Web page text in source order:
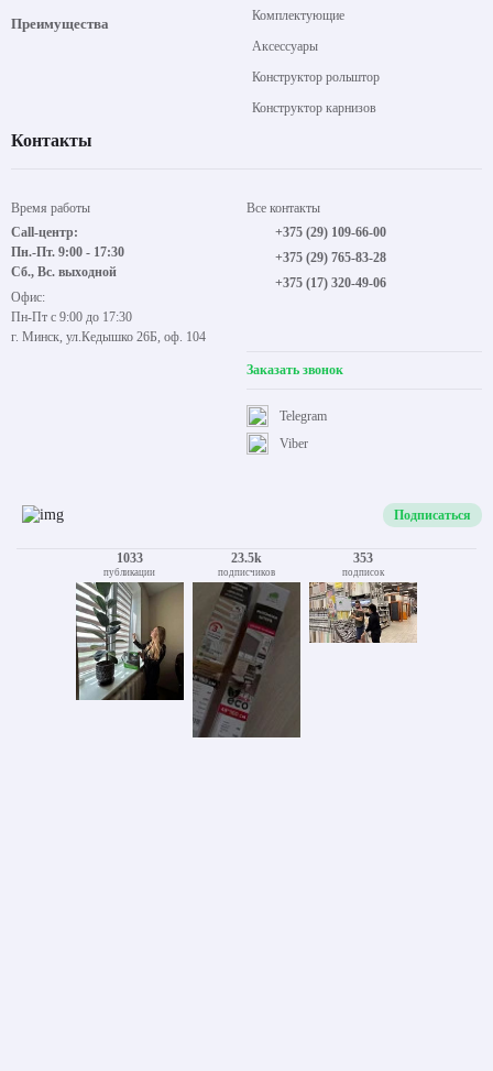
Преимущества
Комплектующие
Аксессуары
Конструктор рольштор
Конструктор карнизов
Контакты
Время работы
Call-центр:
Пн.-Пт. 9:00 - 17:30
Сб., Вс. выходной
Офис:
Пн-Пт с 9:00 до 17:30
г. Минск, ул.Кедышко 26Б, оф. 104
Все контакты
+375 (29) 109-66-00
+375 (29) 765-83-28
+375 (17) 320-49-06
Заказать звонок
Viber
Telegram
Подписаться
1033
публикации
23.5k
подписчиков
353
подписок